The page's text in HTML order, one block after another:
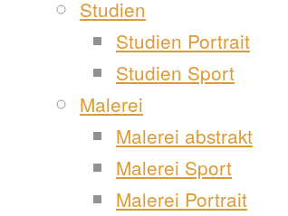
Studien
Studien Portrait
Studien Sport
Malerei
Malerei abstrakt
Malerei Sport
Malerei Portrait